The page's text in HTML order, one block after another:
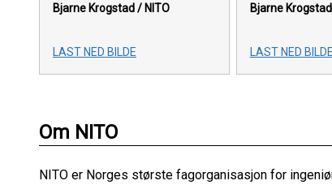
Bjarne Krogstad / NITO
LAST NED BILDE
Bjarne
LAST NED BILDE
Om NITO
NITO er Norges største fagorganisasjon for